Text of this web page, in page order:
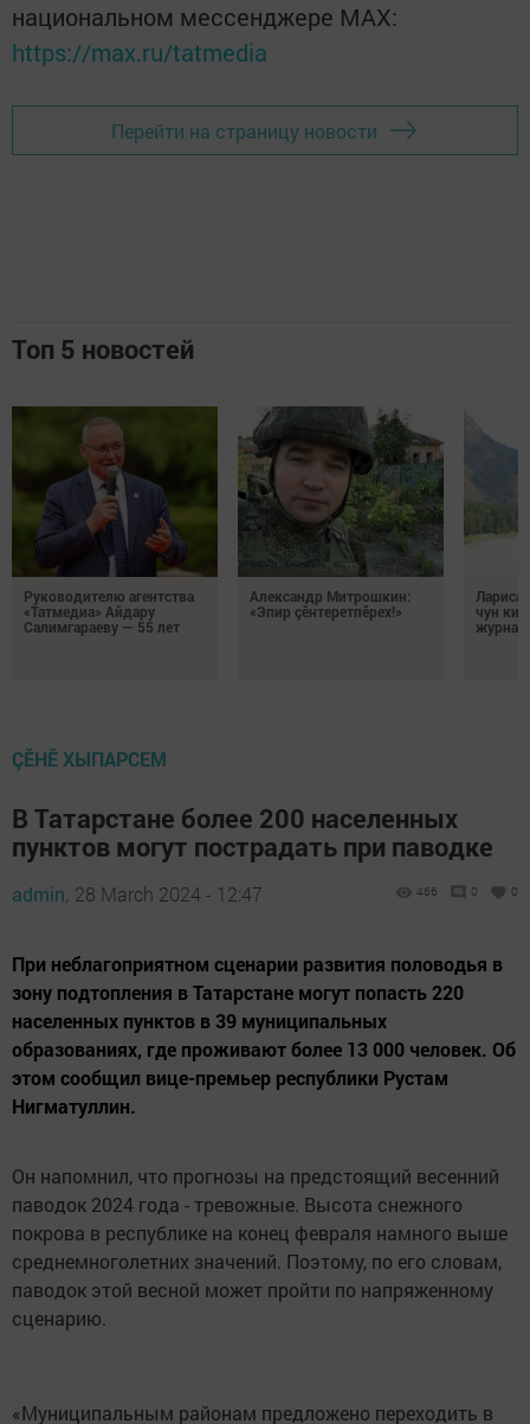
национальном мессенджере MАХ:
https://max.ru/tatmedia
Перейти на страницу новости
Топ 5 новостей
Руководителю агентства
«Татмедиа» Айдару
Салимгараеву — 55 лет
Александр Митрошкин:
«Эпир çӗнтеретпӗрех!»
Лариса
чун
ÇӖНӖ ХЫПАРСЕМ
В Татарстане более 200 населенных
пунктов могут пострадать при паводке
admin, 28 March 2024 - 12:47 466 0 0
При неблагоприятном сценарии развития половодья в
зону подтопления в Татарстане могут попасть 220
населенных пунктов в 39 муниципальных
образованиях, где проживают более 13 000 человек. Об
этом сообщил вице-премьер республики Рустам
Нигматуллин.
Он напомнил, что прогнозы на предстоящий весенний
паводок 2024 года - тревожные. Высота снежного
покрова в республике на конец февраля намного выше
среднемноголетних значений. Поэтому, по его словам,
паводок этой весной может пройти по напряженному
сценарию.
«Муниципальным районам предложено переходить в